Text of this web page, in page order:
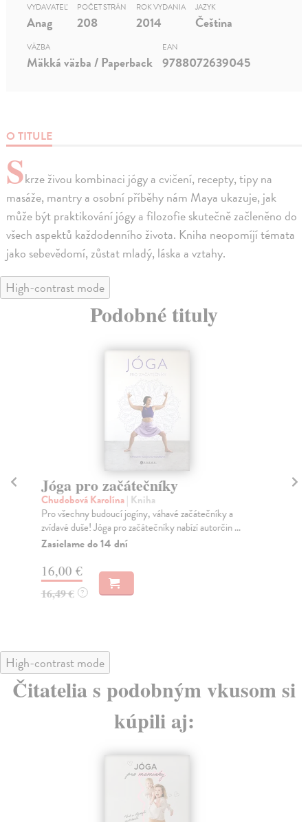
O TITULE
Skrze živou kombinaci jógy a cvičení, recepty, tipy na
masáže, mantry a osobní příběhy nám Maya ukazuje, jak
může být praktikování jógy a filozofie skutečně začleněno do
všech aspektů každodenního života. Kniha neopomíjí témata
jako sebevědomí, zůstat mladý, láska a vztahy.
VYDAVATEĽ
Anag
POČET STRÁN
208
ROK VYDANIA
2014
JAZYK
Čeština
VÄZBA
Mäkká väzba / Paperback
EAN
9788072639045
High-contrast mode
Podobné tituly
Jóga pro začátečníky
Chudobová Karolína| Kniha
Pro všechny budoucí jogíny, váhavé začátečníky a
zvídavé duše! Jóga pro začátečníky nabízí autorčin ...
Zasielame do 14 dní
16,00 €
16,49 € ?
High-contrast mode
Čitatelia s podobným vkusom si
kúpili aj: